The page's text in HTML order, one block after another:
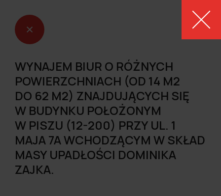
MENU
WYNAJEM BIUR O RÓŻNYCH
POWIERZCHNIACH (OD 14 M2
DO 62 M2) ZNAJDUJĄCYCH SIĘ
W BUDYNKU POŁOŻONYM
W PISZU (12-200) PRZY UL. 1
MAJA 7A WCHODZĄCYM W SKŁAD
MASY UPADŁOŚCI DOMINIKA
ZAJKA.